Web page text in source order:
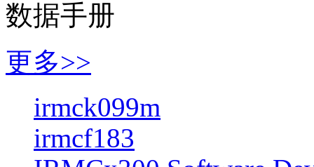
数据手册
更多>>
irmck099m
irmcf183